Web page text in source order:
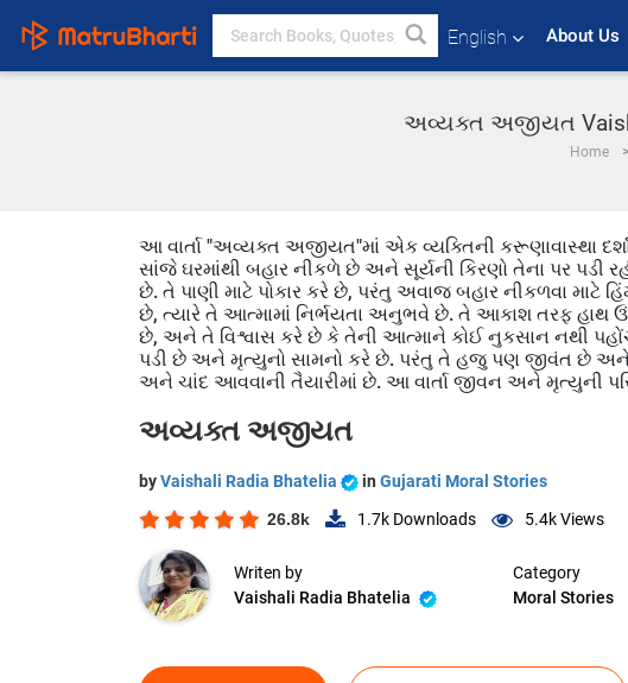
English About Us
અવ્યક્ત અજીયત
Home
આ વાર્તા "અવ્યક્ત અજીયત"માં એક વ્યક્તિની કરૂણાવાસ્થા
સાંજે ઘરમાંથી બહાર નીકળે છે અને સૂર્યની કિરણો તેના પર
છે. તે પાણી માટે પોકાર કરે છે, પરંતુ અવાજ બહાર નીકળવા
છે, ત્યારે તે આત્મામાં નિર્ભયતા અનુભવે છે. તે આકાશ તરફ હાથ ઉંચા
છે, અને તે વિશ્વાસ કરે છે કે તેની આત્માને કોઈ નુકસાન નથી
પડી છે અને મૃત્યુનો સામનો કરે છે. પરંતુ તે હજુ પણ જીવંત છે
અને ચાંદ આવવાની તૈયારીમાં છે. આ વાર્તા જીવન અને મૃત્યુની
અવ્યક્ત અજીયત
byVaishali Radia Bhatelia in Gujarati Moral Stories
26.8k 1.7k Downloads 5.4kViews
Writen by
Vaishali Radia Bhatelia
Category
Moral Stories